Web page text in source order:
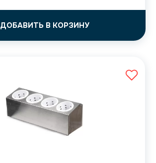
ДОБАВИТЬ В КОРЗИНУ